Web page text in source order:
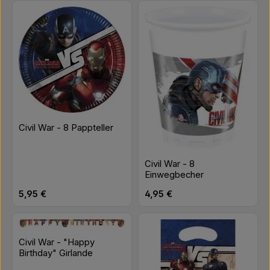
Civil War - 8 Pappteller
Regulärer Preis:
5,95 €
Civil War - 8
Einwegbecher
Regulärer Preis:
4,95 €
Civil War - "Happy
Birthday" Girlande